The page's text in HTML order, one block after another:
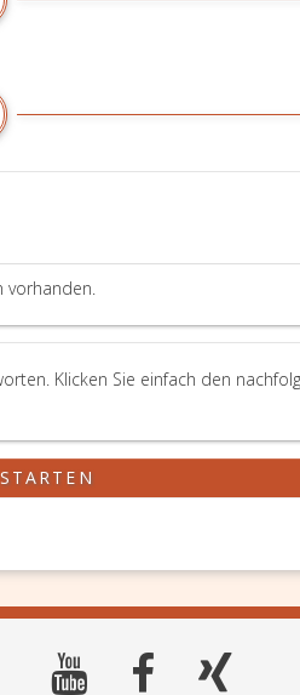
vorhanden.
Klicken Sie einfach den